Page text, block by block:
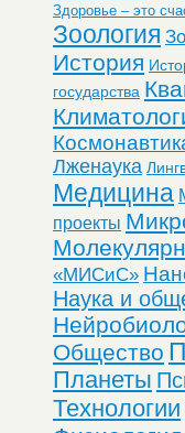
Здоровье – это
Зоология
История
государства
Лженаука
Медицина
проекты
«МИСиС»
Наука и
Общество
Планеты
Технологии